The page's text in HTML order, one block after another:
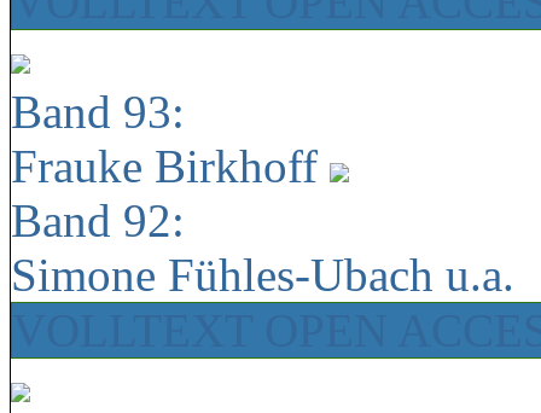
Band 93:
Frauke Birkhoff
Band 92:
Simone Fühles-Ubach u.a.